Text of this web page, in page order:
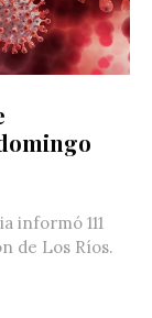
informó 111
de Los Ríos.